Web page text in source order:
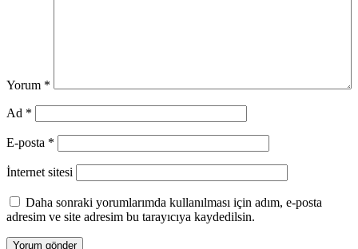
Yorum *
Ad *
E-posta *
İnternet sitesi
Daha sonraki yorumlarımda kullanılması için adım, e-posta
adresim ve site adresim bu tarayıcıya kaydedilsin.